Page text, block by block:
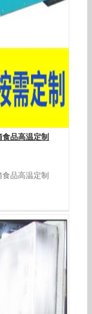
品高温定制
品高温定制